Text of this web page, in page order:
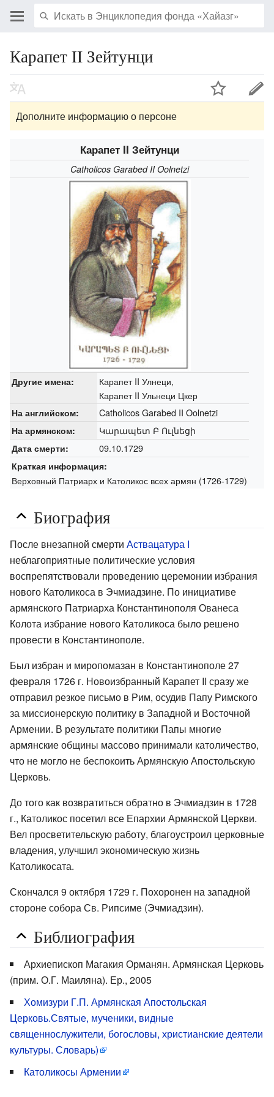
Карапет II Зейтунци
Дополните информацию о персоне
Карапет II Зейтунци
Catholicos Garabed II Oolnetzi
Другие имена:
Карапет II Улнеци,
Карапет II Ульнеци Цкер
На английском: Catholicos Garabed II Oolnetzi
На армянском: Կարապետ Բ Ուլնեցի
Дата смерти: 09.10.1729
Краткая информация:
Верховный Патриарх и Католикос всех армян (1726-1729)
Биография
После внезапной смерти Аствацатура I
неблагоприятные политические условия
воспрепятствовали проведению церемонии избрания
нового Католикоса в Эчмиадзине. По инициативе
армянского Патриарха Константинополя Ованеса
Колота избрание нового Католикоса было решено
провести в Константинополе.
Был избран и миропомазан в Константинополе 27
февраля 1726 г. Новоизбранный Карапет II сразу же
отправил резкое письмо в Рим, осудив Папу Римского
за миссионерскую политику в Западной и Восточной
Армении. В результате политики Папы многие
армянские общины массово принимали католичество,
что не могло не беспокоить Армянскую Апостольскую
Церковь.
До того как возвратиться обратно в Эчмиадзин в 1728
г., Католикос посетил все Епархии Армянской Церкви.
Вел просветительскую работу, благоустроил церковные
владения, улучшил экономическую жизнь
Католикосата.
Скончался 9 октября 1729 г. Похоронен на западной
стороне собора Св. Рипсиме (Эчмиадзин).
Библиография
Архиепископ Магакия Орманян. Армянская Церковь
(прим. О.Г. Маиляна). Ер., 2005
Хомизури Г.П. Армянская Апостольская
Церковь.Святые, мученики, видные
священнослужители, богословы, христианские деятели
культуры. Словарь)
Католикосы Армении